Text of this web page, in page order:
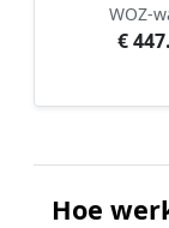
WOZ-
€
Hoe